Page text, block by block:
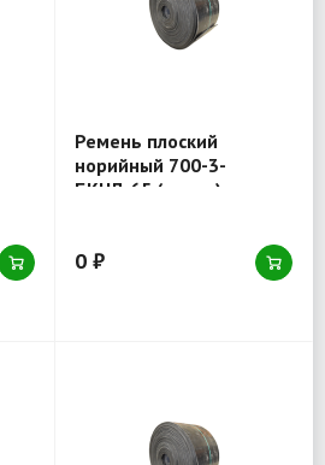
Ремень плоский
норийный 700-3-
БКНЛ-65 (товар)
0 ₽